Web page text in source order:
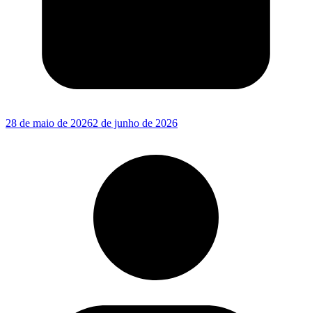
28 de maio de 20262 de junho de 2026